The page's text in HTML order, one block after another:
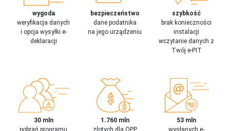
wygoda
weryfikacja danych
i opcja wysyłki e-
deklaracji
bezpieczeństwo
dane podatnika
na jego urządzeniu
szybkość
brak konieczności
instalacji
wczytanie danych z
Twój e-PIT
30 mln
pobrań programu
1.760 mln
złotych dla OPP
53 mln
wysłanych e-